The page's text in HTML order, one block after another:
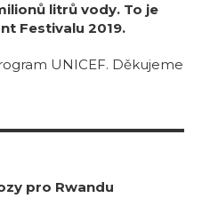
litrů vody. To je
Festivalu 2019.
UNICEF. Děkujeme
pro Rwandu